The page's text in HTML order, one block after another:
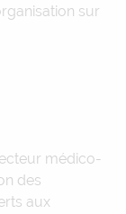
sur
médico-
des
aux